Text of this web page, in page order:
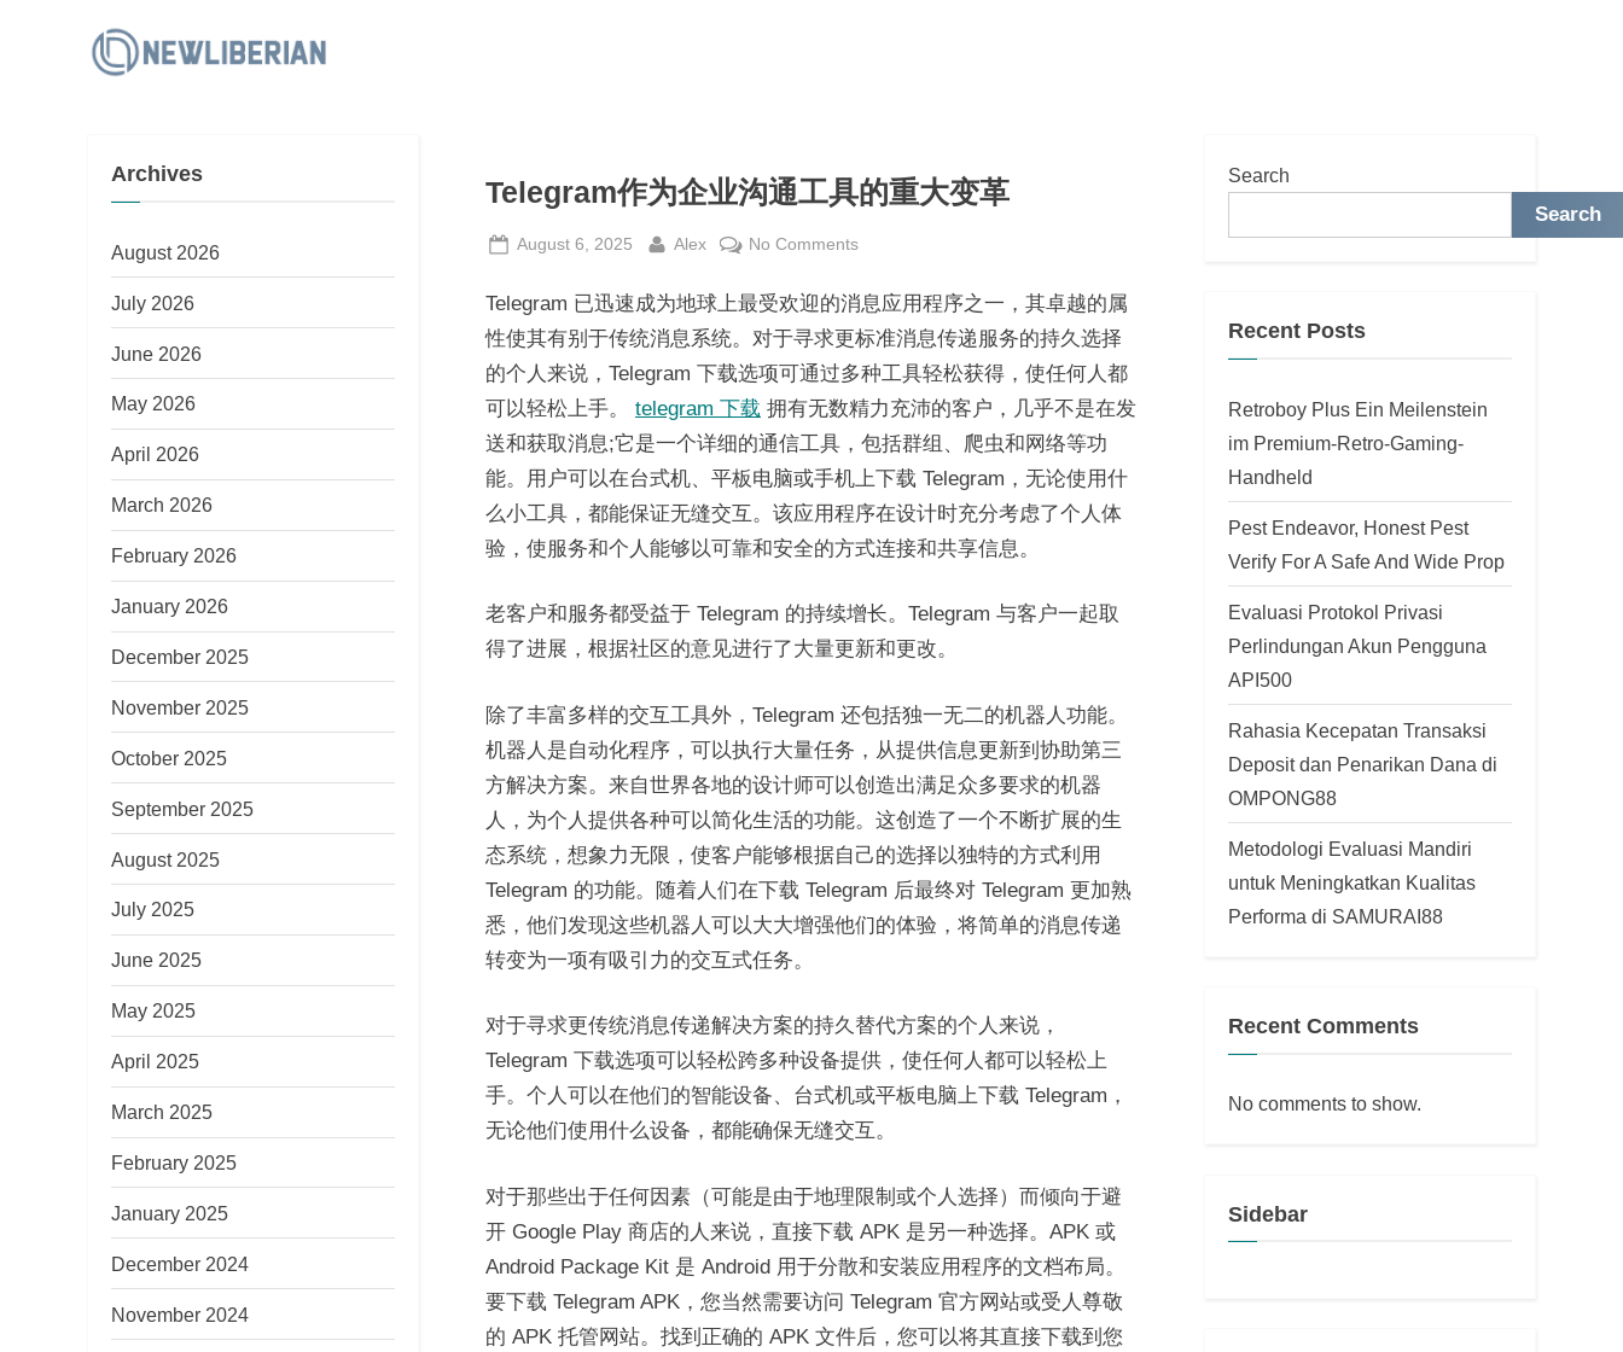
e
r
n
Telegram作为企业沟通工具的重大变革
Posted
August 6, 2025 By
Alex No Commentson
作
为
企
沟
通
工
具
的
大
变
Telegram 已迅速成为地球上最受欢迎的消息应用程序之一，其卓越的属
性使其有别于传统消息系统。对于寻求更标准消息传递服务的持久选择
的个人来说，Telegram 下载选项可通过多种工具轻松获得，使任何人都
可以轻松上手。 telegram 下载 拥有无数精力充沛的客户，几乎不是在发
送和获取消息;它是一个详细的通信工具，包括群组、爬虫和网络等功
能。用户可以在台式机、平板电脑或手机上下载 Telegram，无论使用什
么小工具，都能保证无缝交互。该应用程序在设计时充分考虑了个人体
验，使服务和个人能够以可靠和安全的方式连接和共享信息。
老客户和服务都受益于 Telegram 的持续增长。Telegram 与客户一起取
得了进展，根据社区的意见进行了大量更新和更改。
除了丰富多样的交互工具外，Telegram 还包括独一无二的机器人功能。
机器人是自动化程序，可以执行大量任务，从提供信息更新到协助第三
方解决方案。来自世界各地的设计师可以创造出满足众多要求的机器
人，为个人提供各种可以简化生活的功能。这创造了一个不断扩展的生
态系统，想象力无限，使客户能够根据自己的选择以独特的方式利用
Telegram 的功能。随着人们在下载 Telegram 后最终对 Telegram 更加熟
悉，他们发现这些机器人可以大大增强他们的体验，将简单的消息传递
转变为一项有吸引力的交互式任务。
对于寻求更传统消息传递解决方案的持久替代方案的个人来说，
Telegram 下载选项可以轻松跨多种设备提供，使任何人都可以轻松上
手。个人可以在他们的智能设备、台式机或平板电脑上下载 Telegram，
无论他们使用什么设备，都能确保无缝交互。
对于那些出于任何因素（可能是由于地理限制或个人选择）而倾向于避
开 Google Play 商店的人来说，直接下载 APK 是另一种选择。APK 或
Android Package Kit 是 Android 用于分散和安装应用程序的文档布局。
要下载 Telegram APK，您当然需要访问 Telegram 官方网站或受人尊敬
的 APK 托管网站。找到正确的 APK 文件后，您可以将其直接下载到您
Archives
August 2026
July 2026
June 2026
May 2026
April 2026
March 2026
February 2026
January 2026
December 2025
November 2025
October 2025
September 2025
August 2025
July 2025
June 2025
May 2025
April 2025
March 2025
February 2025
January 2025
December 2024
November 2024
Search
Search
Recent Posts
Retroboy Plus Ein Meilenstein
im Premium-Retro-Gaming-
Handheld
Pest Endeavor, Honest Pest
Verify For A Safe And Wide Prop
Evaluasi Protokol Privasi
Perlindungan Akun Pengguna
API500
Rahasia Kecepatan Transaksi
Deposit dan Penarikan Dana di
OMPONG88
Metodologi Evaluasi Mandiri
untuk Meningkatkan Kualitas
Performa di SAMURAI88
Recent Comments
No comments to show.
Sidebar